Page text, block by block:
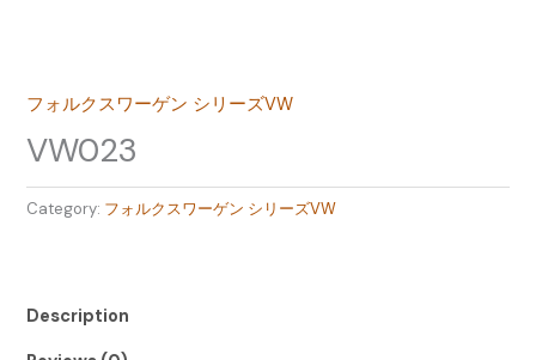
フォルクスワーゲン シリーズVW
VW023
Category: フォルクスワーゲン シリーズVW
Description